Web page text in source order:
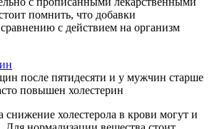
помнить, что добавки
с действием на организм
после пятидесяти и у мужчин старше
повышен холестерин
холестерола в крови могут и